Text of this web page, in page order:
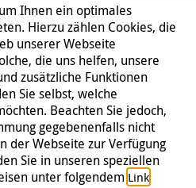
Ihnen ein optimales
Hierzu zählen Cookies, die
unserer Webseite
die uns helfen, unsere
zusätzliche Funktionen
Sie selbst, welche
Beachten Sie jedoch,
gegebenenfalls nicht
der Webseite zur Verfügung
Sie in unseren speziellen
unter folgendem Link.